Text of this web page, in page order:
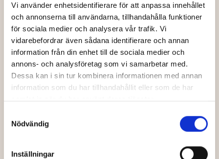
Vi använder enhetsidentifierare för att anpassa innehållet
och annonserna till användarna, tillhandahålla funktioner
för sociala medier och analysera vår trafik. Vi
vidarebefordrar även sådana identifierare och annan
information från din enhet till de sociala medier och
annons- och analysföretag som vi samarbetar med.
Dessa kan i sin tur kombinera informationen med annan
information som du har tillhandahållit eller som de har
samlat in när du har använt deras tjänster.
Nödvändig
Inställningar
Förnamn
Efternamn
Din e-post
Jag har läst och godkänner Bio Capitols